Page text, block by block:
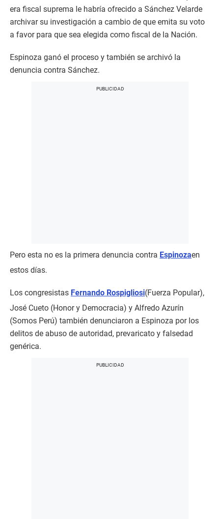
era fiscal suprema le habría ofrecido a Sánchez Velarde
archivar su investigación a cambio de que emita su voto
a favor para que sea elegida como fiscal de la Nación.
Espinoza ganó el proceso y también se archivó la
denuncia contra Sánchez.
Pero esta no es la primera denuncia contra Espinozaen
estos días.
Los congresistas Fernando Rospigliosi(Fuerza Popular),
José Cueto (Honor y Democracia) y Alfredo Azurín
(Somos Perú) también denunciaron a Espinoza por los
delitos de abuso de autoridad, prevaricato y falsedad
genérica.